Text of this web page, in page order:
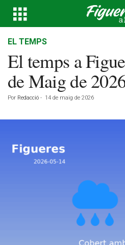
EL TEMPS
El temps a
de Maig de
Por Redacció - 14 de maig de 2026